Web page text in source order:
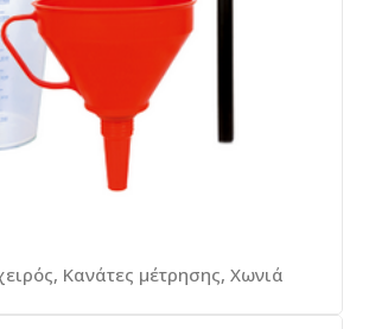
Κανάτες μέτρησης, Χωνιά